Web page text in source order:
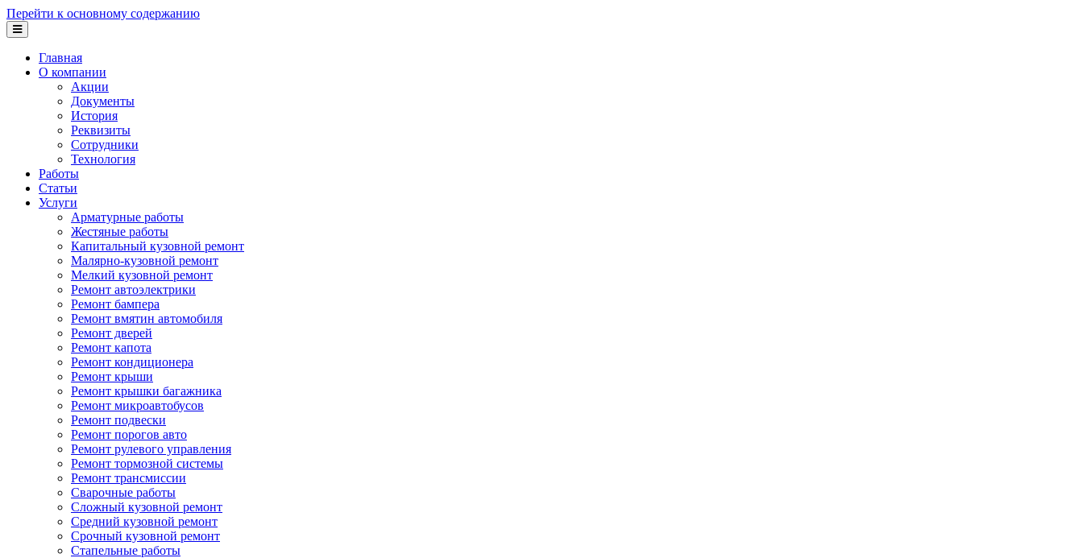
Перейти к основному содержанию
Главная
О компании
Акции
Документы
История
Реквизиты
Сотрудники
Технология
Работы
Статьи
Услуги
Арматурные работы
Жестяные работы
Капитальный кузовной ремонт
Малярно-кузовной ремонт
Мелкий кузовной ремонт
Ремонт автоэлектрики
Ремонт бампера
Ремонт вмятин автомобиля
Ремонт дверей
Ремонт капота
Ремонт кондиционера
Ремонт крыши
Ремонт крышки багажника
Ремонт микроавтобусов
Ремонт подвески
Ремонт порогов авто
Ремонт рулевого управления
Ремонт тормозной системы
Ремонт трансмиссии
Сварочные работы
Сложный кузовной ремонт
Средний кузовной ремонт
Срочный кузовной ремонт
Стапельные работы